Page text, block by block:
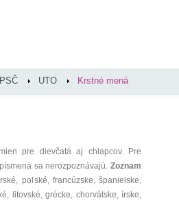
PSČ UTO Krstné mená
pre dievčatá aj chlapcov. Pre
sa nerozpoznávajú. Zoznam
poľské, francúzske, španielske,
litovské, grécke, chorvátske, írske,